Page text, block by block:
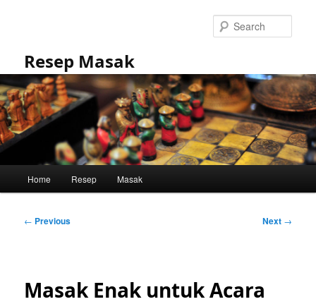
Resep Masak
Home Resep Masak
Post
← Previous Next →
Masak Enak untuk Acara